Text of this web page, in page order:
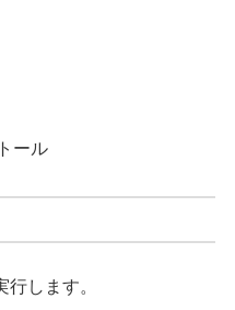
ール
します。